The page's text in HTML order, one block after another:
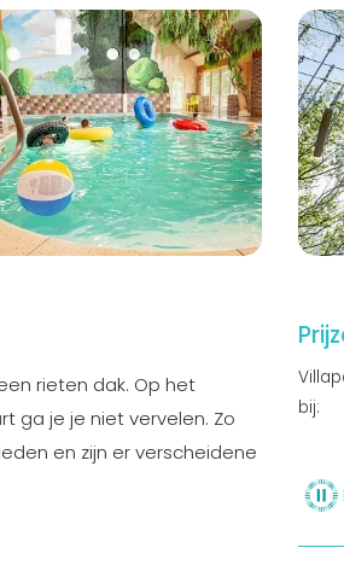
rieten dak. Op het
ga je je niet vervelen. Zo
en zijn er verscheidene
bij: